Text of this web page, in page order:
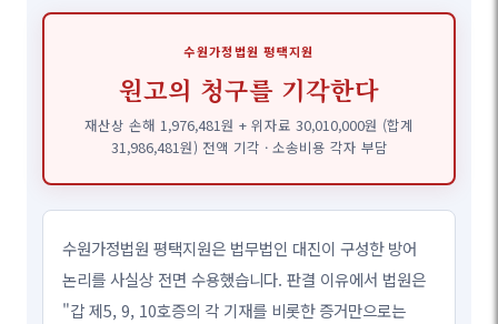
수원가정법원 평택지원
원고의 청구를 기각한다
재산상 손해 1,976,481원 + 위자료 30,010,000원 (합계
31,986,481원) 전액 기각 · 소송비용 각자 부담
수원가정법원 평택지원은 법무법인 대진이 구성한 방어
논리를 사실상 전면 수용했습니다. 판결 이유에서 법원은
"갑 제5, 9, 10호증의 각 기재를 비롯한 증거만으로는